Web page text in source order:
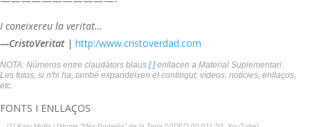
I coneixereu la veritat…
—CristoVeritat | http:/www.cristoverdad.com
NOTA: Números entre claudàtors blaus [ ]enllacen a Material Suplementari.
Les fotos, si n'hi ha, també expandeixen el contingut: vídeos, notícies, enllaços,
etc.
FONTS I ENLLAÇOS